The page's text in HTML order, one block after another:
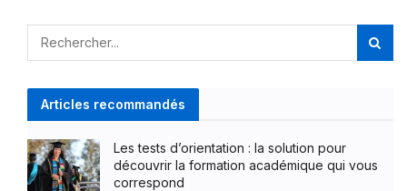
Articles recommandés
Les tests d’orientation : la solution pour
découvrir la formation académique qui vous
correspond